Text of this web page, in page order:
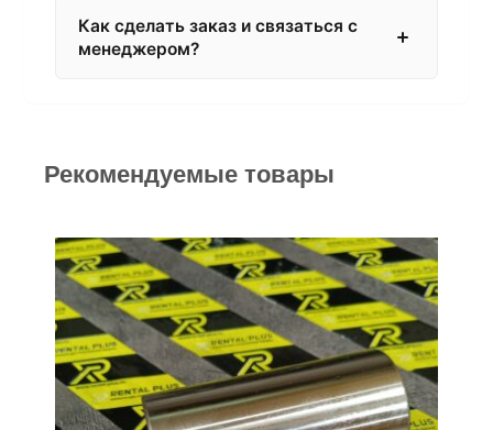
Как сделать заказ и связаться с
менеджером?
Рекомендуемые товары